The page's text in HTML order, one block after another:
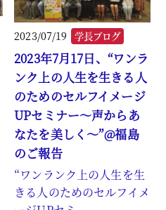
2023/07/19 学長ブログ
2023年7月17日、“ワンラ
ンク上の人生を生きる人
のためのセルフイメージ
UPセミナー～声からあ
なたを美しく～”@福島
のご報告
“ワンランク上の人生を生
きる人のためのセルフイメ